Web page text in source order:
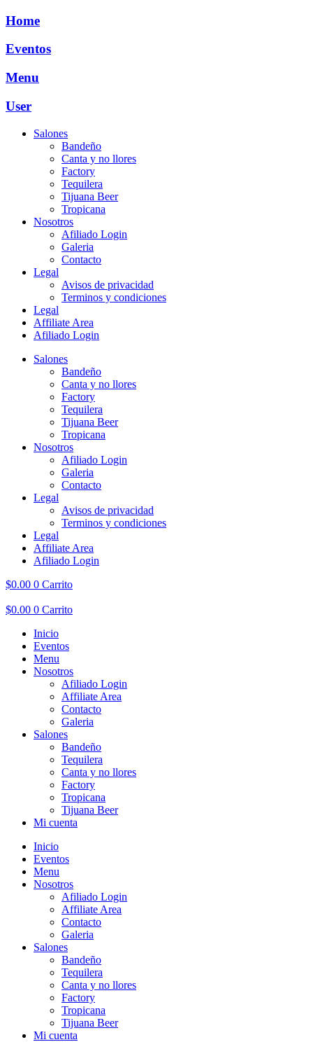
Ir
contenido
Home
Eventos
Menu
User
Salones
Bandeño
Canta y no llores
Factory
Tequilera
Tijuana Beer
Tropicana
Nosotros
Afiliado Login
Galeria
Contacto
Legal
Avisos de privacidad
Terminos y condiciones
Legal
Affiliate Area
Afiliado Login
Salones
Bandeño
Canta y no llores
Factory
Tequilera
Tijuana Beer
Tropicana
Nosotros
Afiliado Login
Galeria
Contacto
Legal
Avisos de privacidad
Terminos y condiciones
Legal
Affiliate Area
Afiliado Login
$0.00 0 Carrito
$0.00 0 Carrito
Inicio
Eventos
Menu
Nosotros
Afiliado Login
Affiliate Area
Contacto
Galeria
Salones
Bandeño
Tequilera
Canta y no llores
Factory
Tropicana
Tijuana Beer
Mi cuenta
Inicio
Eventos
Menu
Nosotros
Afiliado Login
Affiliate Area
Contacto
Galeria
Salones
Bandeño
Tequilera
Canta y no llores
Factory
Tropicana
Tijuana Beer
Mi cuenta